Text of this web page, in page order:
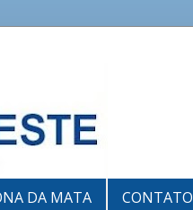
DA MATA CONTATO